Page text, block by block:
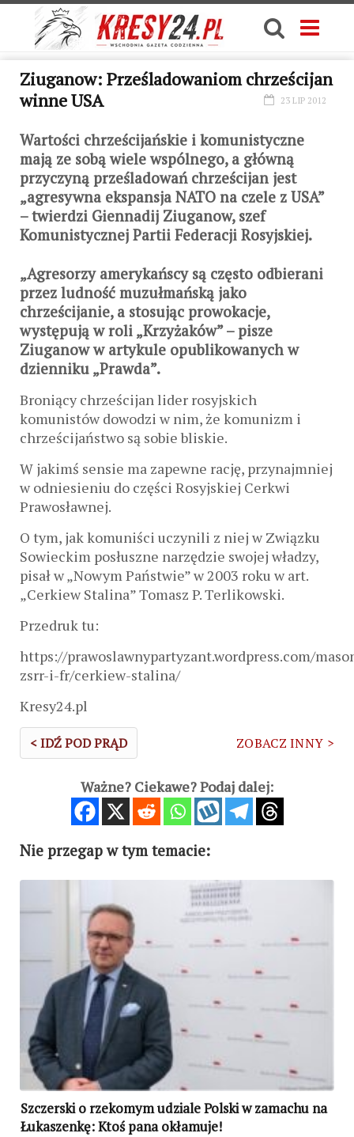
Ziuganow: Prześladowaniom chrześcijan
winne USA
23 LIP 2012
Wartości chrześcijańskie i komunistyczne
mają ze sobą wiele wspólnego, a główną
przyczyną prześladowań chrześcijan jest
„agresywna ekspansja NATO na czele z USA”
– twierdzi Giennadij Ziuganow, szef
Komunistycznej Partii Federacji Rosyjskiej.
„Agresorzy amerykańscy są często odbierani
przez ludność muzułmańską jako
chrześcijanie, a stosując prowokacje,
występują w roli „Krzyżaków” – pisze
Ziuganow w artykule opublikowanych w
dzienniku „Prawda”.
Broniący chrześcijan lider rosyjskich
komunistów dowodzi w nim, że komunizm i
chrześcijaństwo są sobie bliskie.
W jakimś sensie ma zapewne rację, przynajmniej
w odniesieniu do części Rosyjskiej Cerkwi
Prawosławnej.
O tym, jak komuniści uczynili z niej w Związku
Sowieckim posłuszne narzędzie swojej władzy,
pisał w „Nowym Państwie” w 2003 roku w art.
„Cerkiew Stalina” Tomasz P. Terlikowski.
Przedruk tu:
https://prawoslawnypartyzant.wordpress.com/
zsrr-i-fr/cerkiew-stalina/
Kresy24.pl
< IDŹ POD PRĄD ZOBACZ INNY >
Ważne? Ciekawe? Podaj dalej:
Nie przegap w tym temacie:
Szczerski o rzekomym udziale Polski w zamachu na
Łukaszenkę: Ktoś pana okłamuje!